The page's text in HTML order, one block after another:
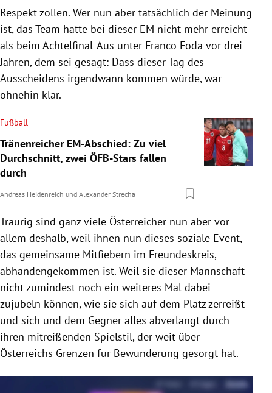
Respekt zollen. Wer nun aber tatsächlich der Meinung
ist, das Team hätte bei dieser EM nicht mehr erreicht
als beim Achtelfinal-Aus unter Franco Foda vor drei
Jahren, dem sei gesagt: Dass dieser Tag des
Ausscheidens irgendwann kommen würde, war
ohnehin klar.
Fußball
Tränenreicher EM-Abschied: Zu viel
Durchschnitt, zwei ÖFB-Stars fallen
durch
Andreas Heidenreich und Alexander Strecha
Traurig sind ganz viele Österreicher nun aber vor
allem deshalb, weil ihnen nun dieses soziale Event,
das gemeinsame Mitfiebern im Freundeskreis,
abhandengekommen ist. Weil sie dieser Mannschaft
nicht zumindest noch ein weiteres Mal dabei
zujubeln können, wie sie sich auf dem Platz zerreißt
und sich und dem Gegner alles abverlangt durch
ihren mitreißenden Spielstil, der weit über
Österreichs Grenzen für Bewunderung gesorgt hat.